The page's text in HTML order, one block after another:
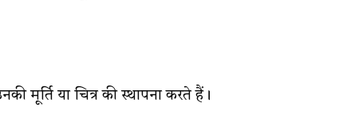
मूर्ति या चित्र की स्थापना करते हैं।